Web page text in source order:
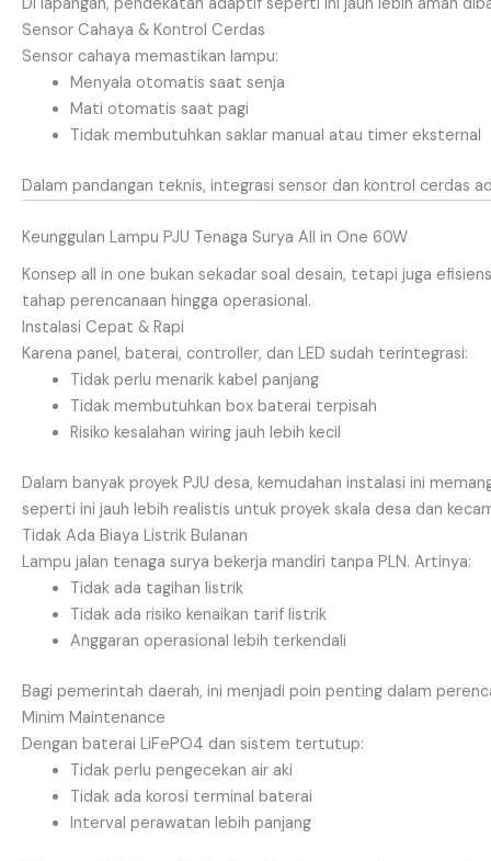
Sensor Cahaya & Kontrol Cerdas
Sensor cahaya memastikan lampu:
Menyala otomatis saat senja
Mati otomatis saat pagi
Tidak membutuhkan saklar manual atau timer eksternal
Dalam pandangan teknis, integrasi sensor dan kontrol cerdas
Keunggulan Lampu PJU Tenaga Surya All in One 60W
Konsep all in one bukan sekadar soal desain, tetapi juga
tahap perencanaan hingga operasional.
Instalasi Cepat & Rapi
Karena panel, baterai, controller, dan LED sudah terintegrasi:
Tidak perlu menarik kabel panjang
Tidak membutuhkan box baterai terpisah
Risiko kesalahan wiring jauh lebih kecil
Dalam banyak proyek PJU desa, kemudahan instalasi ini
seperti ini jauh lebih realistis untuk proyek skala desa dan
Tidak Ada Biaya Listrik Bulanan
Lampu jalan tenaga surya bekerja mandiri tanpa PLN. Artinya:
Tidak ada tagihan listrik
Tidak ada risiko kenaikan tarif listrik
Anggaran operasional lebih terkendali
Bagi pemerintah daerah, ini menjadi poin penting dalam
Minim Maintenance
Dengan baterai LiFePO4 dan sistem tertutup:
Tidak perlu pengecekan air aki
Tidak ada korosi terminal baterai
Interval perawatan lebih panjang